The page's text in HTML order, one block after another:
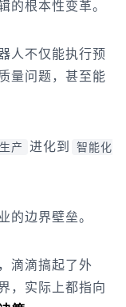
根本性变革。
人不仅能执行预
量问题，甚至能
产 进化到
智能化
边界壁垒。
滴滴搞起了外
，实际上都指向